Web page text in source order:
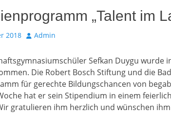
„Talent im
2018 AutorAdmin
Sefkan Duygu wurde
Die Robert Bosch Stiftung und die
für gerechte Bildungschancen von
hat er sein Stipendium in einem
gratulieren ihm herzlich und wünschen